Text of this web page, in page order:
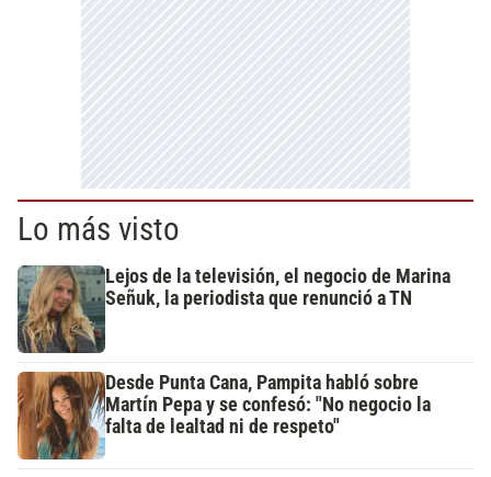
Lo más visto
Lejos de la televisión, el negocio de Marina
Señuk, la periodista que renunció a TN
Desde Punta Cana, Pampita habló sobre
Martín Pepa y se confesó: "No negocio la
falta de lealtad ni de respeto"